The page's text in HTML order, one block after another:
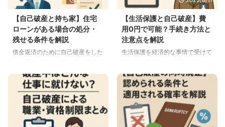
をする場合のメリットやデメリッ
トについてもわかりやすく解説し
ています。 自分で自己破産手続
きをするメリットとは 自分で自
己破産手続きをする最大のメリッ
トは弁護士や司法書士への依頼費
ことです。 自己破産するという
こ ...
感じるのは無理のない話しです。
また夫からしたら自己破産するこ
とによって養育費や慰謝料が免責
されるのかどうか知りたいという
人も多いです。 では自己破産で
の養育費や慰謝料の扱いはどのう
破産しても養育費や慰謝料は免責
...
【自己破産と持ち家】住宅
ローンがある場合の処分・
残せる条件を解説
借金返済のために自己破産をした
ある場合にはどうなるのか気にな
っている人もいるのではないでし
ょうか。 自己破産すると持ち家
はもちろんですが、住宅ローンを
払っている状況の家も差し押さえ
対象になってしまうので、住む家
【生活保護と自己破産】費
用0円で可能？手続き方法と
注意点を解説
生活保護を経済的な事情で受けて
ういった場合にも自己破産ができ
るのかどうか気になっている人も
多いのではないでしょうか。 生
活保護を受給している人にはお金
についてはいくつかの制限があっ
たりするので、そういった状況の